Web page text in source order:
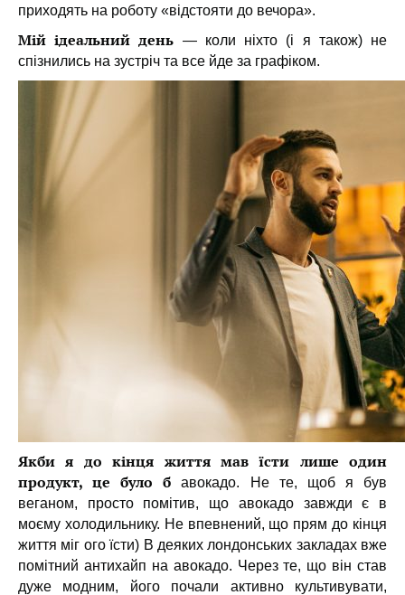
приходять на роботу «відстояти до вечора».
Мій ідеальний день — коли ніхто (і я також) не
спізнились на зустріч та все йде за графіком.
Якби я до кінця життя мав їсти лише один
продукт, це було б авокадо. Не те, щоб я був
веганом, просто помітив, що авокадо завжди є в
моєму холодильнику. Не впевнений, що прям до кінця
життя міг ого їсти) В деяких лондонських закладах вже
помітний антихайп на авокадо. Через те, що він став
дуже модним, його почали активно культивувати,